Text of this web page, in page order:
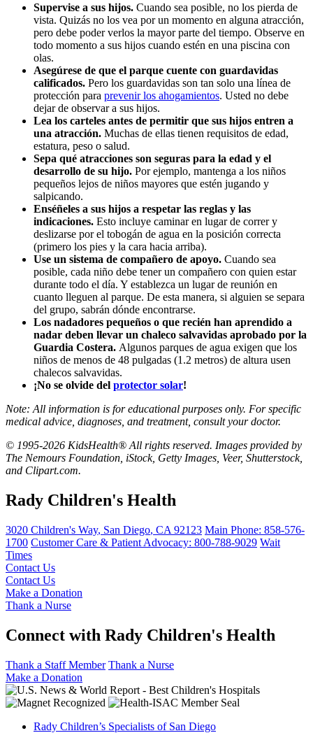
Supervise a sus hijos. Cuando sea posible, no los pierda de
vista. Quizás no los vea por un momento en alguna atracción,
pero debe poder verlos la mayor parte del tiempo. Observe en
todo momento a sus hijos cuando estén en una piscina con
olas.
Asegúrese de que el parque cuente con guardavidas
calificados. Pero los guardavidas son tan solo una línea de
protección para prevenir los ahogamientos. Usted no debe
dejar de observar a sus hijos.
Lea los carteles antes de permitir que sus hijos entren a
una atracción. Muchas de ellas tienen requisitos de edad,
estatura, peso o salud.
Sepa qué atracciones son seguras para la edad y el
desarrollo de su hijo. Por ejemplo, mantenga a los niños
pequeños lejos de niños mayores que estén jugando y
salpicando.
Enséñeles a sus hijos a respetar las reglas y las
indicaciones. Esto incluye caminar en lugar de correr y
deslizarse por el tobogán de agua en la posición correcta
(primero los pies y la cara hacia arriba).
Use un sistema de compañero de apoyo. Cuando sea
posible, cada niño debe tener un compañero con quien estar
durante todo el día. Y establezca un lugar de reunión en
cuanto lleguen al parque. De esta manera, si alguien se separa
del grupo, sabrán dónde encontrarse.
Los nadadores pequeños o que recién han aprendido a
nadar deben llevar un chaleco salvavidas aprobado por la
Guardia Costera. Algunos parques de agua exigen que los
niños de menos de 48 pulgadas (1.2 metros) de altura usen
chalecos salvavidas.
¡No se olvide del protector solar!
Note: All information is for educational purposes only. For specific
medical advice, diagnoses, and treatment, consult your doctor.
© 1995-2026 KidsHealth® All rights reserved. Images provided by
The Nemours Foundation, iStock, Getty Images, Veer, Shutterstock,
and Clipart.com.
Rady Children's Health
3020 Children's Way, San Diego, CA 92123 Main Phone: 858-576-
1700 Customer Care & Patient Advocacy: 800-788-9029 Wait
Times
Contact Us
Contact Us
Make a Donation
Thank a Nurse
Connect with Rady Children's Health
Thank a Staff Member Thank a Nurse
Make a Donation
Rady Children’s Specialists of San Diego